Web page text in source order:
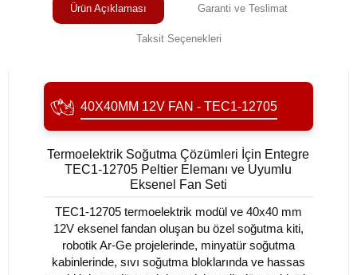
Ürün Açıklaması Garanti ve Teslimat
Taksit Seçenekleri
40X40MM 12V FAN - TEC1-12705
Termoelektrik Soğutma Çözümleri İçin Entegre
TEC1-12705 Peltier Elemanı ve Uyumlu
Eksenel Fan Seti
TEC1-12705 termoelektrik modül ve 40x40 mm
12V eksenel fandan oluşan bu özel soğutma kiti,
robotik Ar-Ge projelerinde, minyatür soğutma
kabinlerinde, sıvı soğutma bloklarında ve hassas